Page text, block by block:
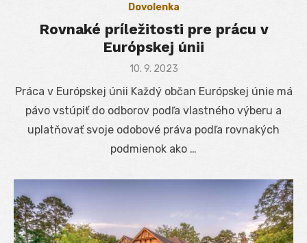
Dovolenka
Rovnaké príležitosti pre prácu v
Európskej únii
Posted
10. 9. 2023
Práca v Európskej únii Každý občan Európskej únie má
pávo vstúpiť do odborov podľa vlastného výberu a
uplatňovať svoje odobové práva podľa rovnakých
podmienok ako …